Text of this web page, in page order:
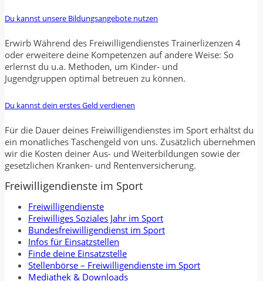
Du kannst unsere Bildungsangebote nutzen
Erwirb Während des Freiwilligendienstes Trainerlizenzen 4
oder erweitere deine Kompetenzen auf andere Weise: So
erlernst du u.a. Methoden, um Kinder- und
Jugendgruppen optimal betreuen zu können.
Du kannst dein erstes Geld verdienen
Für die Dauer deines Freiwilligendienstes im Sport erhältst du
ein monatliches Taschengeld von uns. Zusätzlich übernehmen
wir die Kosten deiner Aus- und Weiterbildungen sowie der
gesetzlichen Kranken- und Rentenversicherung.
Freiwilligendienste im Sport
Freiwilligendienste
Freiwilliges Soziales Jahr im Sport
Bundesfreiwilligendienst im Sport
Infos für Einsatzstellen
Finde deine Einsatzstelle
Stellenbörse – Freiwilligendienste im Sport
Mediathek & Downloads